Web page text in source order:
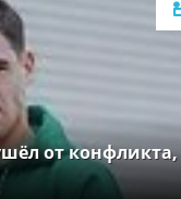
от конфликта,